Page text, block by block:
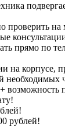
на
прямо по
на корпусе,
необходимых
возможность
рублей!